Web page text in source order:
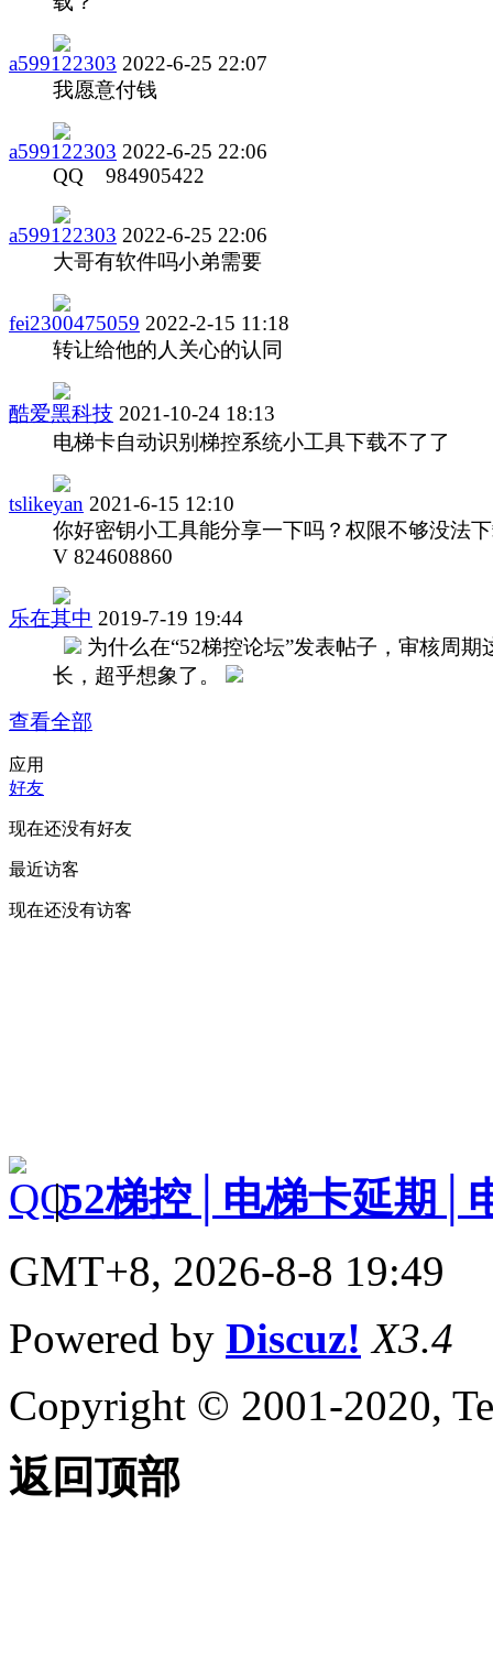
a599122303 2022-6-25 22:07
我愿意付钱
a599122303 2022-6-25 22:06
QQ 984905422
a599122303 2022-6-25 22:06
大哥有软件吗小弟需要
fei2300475059 2022-2-15 11:18
转让给他的人关心的认同
酷爱黑科技 2021-10-24 18:13
电梯卡自动识别梯控系统小工具下载不了了
tslikeyan 2021-6-15 12:10
你好密钥小工具能分享一下吗？权限不够没法
V 824608860
乐在其中 2019-7-19 19:44
为什么在“52梯控论坛”发表帖子，审核周期
长，超乎想象了。
查看全部
应用
好友
现在还没有好友
最近访客
现在还没有访客
|52梯控│电梯卡延期│
GMT+8, 2026-8-8 19:49
Powered by Discuz! X3.4
Copyright © 2001-2020,
返回顶部